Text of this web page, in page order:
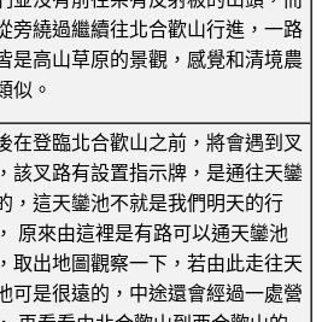
旁繞過繼續往北合歡山行進，一路
是高山草原的景觀，感覺和清境農
似。
在登臨北合歡山之前，將會遇到叉
該叉路有設置指示牌，是通往天鑾
，這天鑾池不就是我們明天的行
原來由這裡是有路可以通天鑾池
取出地圖觀察一下，若由此走往天
可是很遠的，中途還會經過一處營